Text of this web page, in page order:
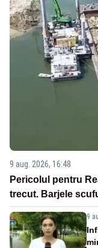
9 aug. 2026, 16:48
Pericolul pentru
trecut. Barjele
9